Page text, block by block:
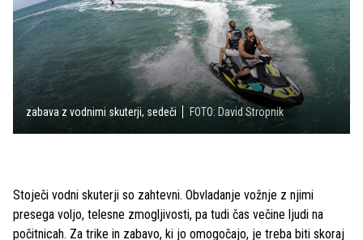
zabava z vodnimi skuterji, sedeči FOTO: David Stropnik
Stoječi vodni skuterji so zahtevni. Obvladanje vožnje z njimi
presega voljo, telesne zmogljivosti, pa tudi čas večine ljudi na
počitnicah. Za trike in zabavo, ki jo omogočajo, je treba biti skoraj